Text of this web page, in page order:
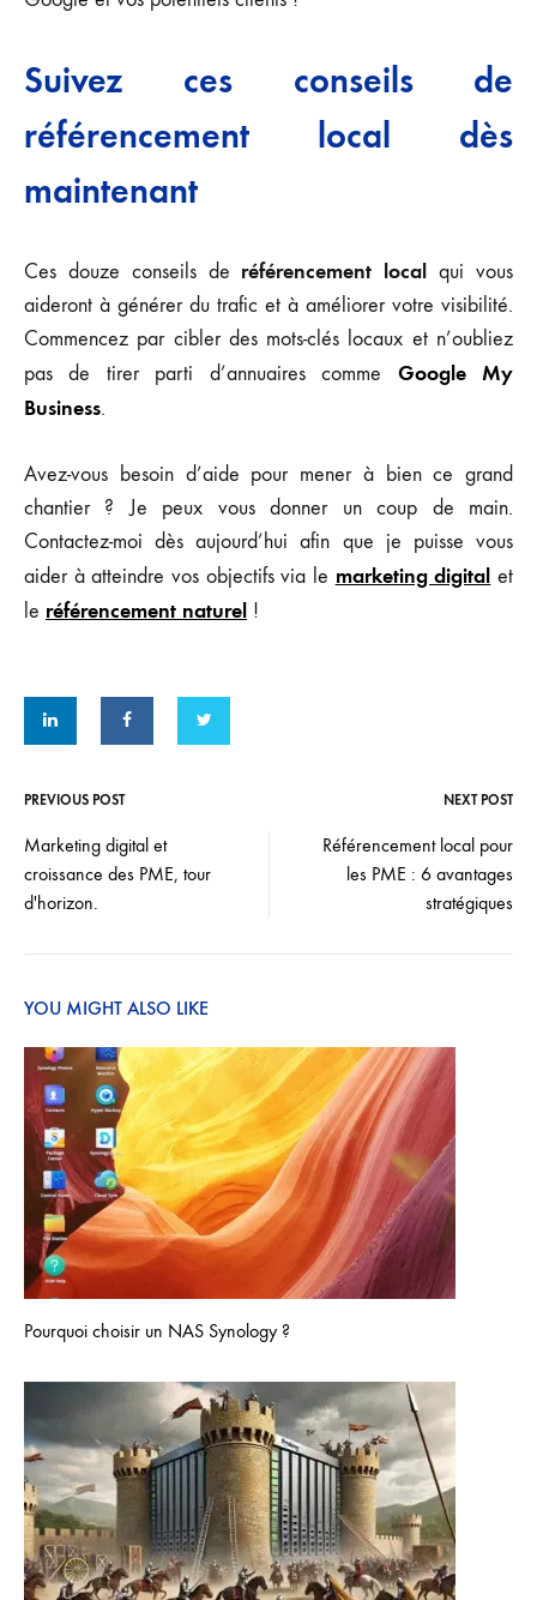
Suivez ces conseils de
référencement local dès
maintenant
Ces douze conseils de référencement local qui vous
aideront à générer du trafic et à améliorer votre visibilité.
Commencez par cibler des mots-clés locaux et n’oubliez
pas de tirer parti d’annuaires comme Google My
Business.
Avez-vous besoin d’aide pour mener à bien ce grand
chantier ? Je peux vous donner un coup de main.
Contactez-moi dès aujourd’hui afin que je puisse vous
aider à atteindre vos objectifs via le marketing digital et
le référencement naturel !
Post
navigation
PREVIOUS POST NEXT POST
Marketing digital et
croissance des PME, tour
d'horizon.
Référencement local pour
les PME : 6 avantages
stratégiques
YOU MIGHT ALSO LIKE
Pourquoi choisir un NAS Synology ?